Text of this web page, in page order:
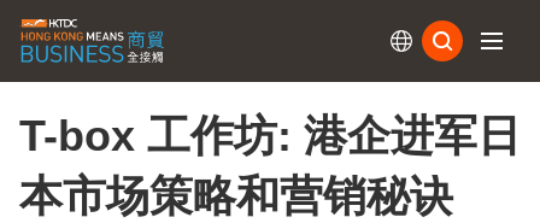
T-box 工作坊: 港企进军日
本市场策略和营销秘诀